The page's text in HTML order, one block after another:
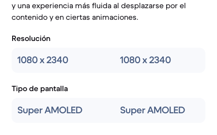
y una experiencia más fluida al desplazarse por el
contenido y en ciertas animaciones.
Resolución
1080 x 2340 1080 x 2340
Tipo de pantalla
Super AMOLED Super AMOLED